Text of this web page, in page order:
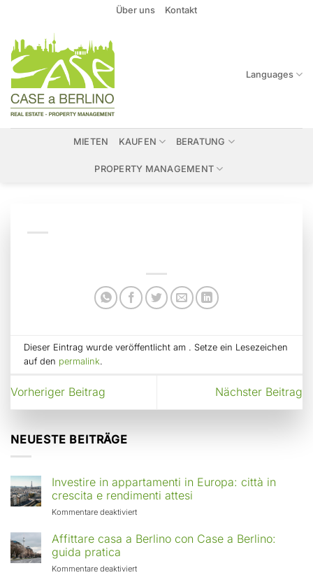
springen
Über uns Kontakt
Languages
MIETEN KAUFEN BERATUNG
PROPERTY MANAGEMENT
Dieser Eintrag wurde veröffentlicht am . Setze ein Lesezeichen
auf den permalink.
Vorheriger Beitrag Nächster Beitrag
NEUESTE BEITRÄGE
Investire in appartamenti in Europa: città in
crescita e rendimenti attesi
Kommentare deaktiviertfür
in
Europa:
Affittare casa a Berlino con Case a Berlino:
guida pratica
Kommentare deaktiviertfür